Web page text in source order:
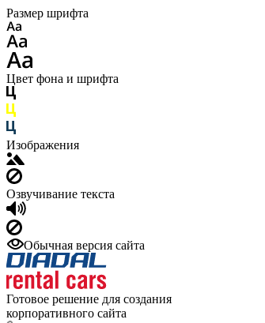
Размер шрифта
Цвет фона и шрифта
Изображения
Озвучивание текста
Обычная версия сайта
Готовое решение для создания
корпоративного сайта